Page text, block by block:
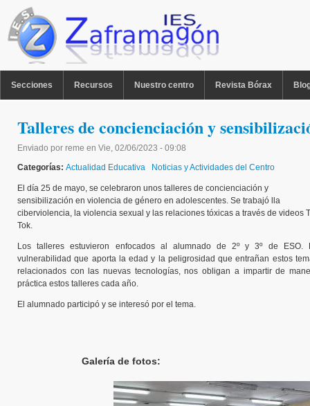
Pasar al contenido principal
Secciones Recursos Nuestro centro Revista Bórax
Talleres de concienciación y
Enviado por reme en Vie, 02/06/2023 - 09:08
Categorías: Actualidad Educativa Noticias y Actividades del Centro
El día 25 de mayo, se celebraron unos talleres de concienciación y
sensibilización en violencia de género en adolescentes. Se trabajó lla
ciberviolencia, la violencia sexual y las relaciones tóxicas a través de videos
Tok.
Los talleres estuvieron enfocados al alumnado de 2º y 3º de ESO.
vulnerabilidad que aporta la edad y la peligrosidad que entrañan estos
relacionados con las nuevas tecnologías, nos obligan a impartir de
práctica estos talleres cada año.
El alumnado participó y se interesó por el tema.
Galería de fotos: